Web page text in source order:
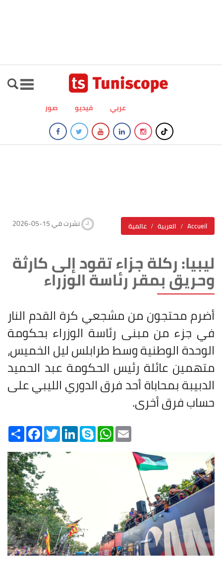
صور فيديو عربي
عالمية العربية Accueil 2026-05-15 نشرت في
ليبيا: ركلة جزاء تقود إلى كارثة
وحريق بمقر رئاسة الوزراء
أضرم محتجون من مشجعي كرة القدم النار
في جزء من مبنى رئاسة الوزراء بحكومة
الوحدة الوطنية وسط طرابلس ليل الخميس،
متهمين عائلة رئيس الحكومة عبد الحميد
الدبيبة بمحاباة أحد فرق الدوري الليبي على
حساب فرق أخرى.
Share
FacebookTwitterLinkedInSkype
WhatsAppEmail